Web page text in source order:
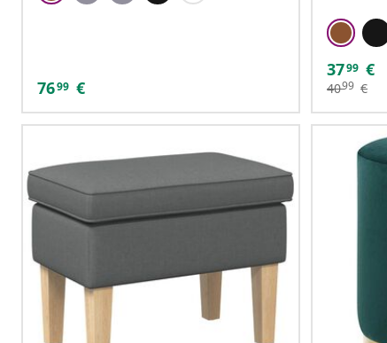
7699 €
3799 €
4099 €